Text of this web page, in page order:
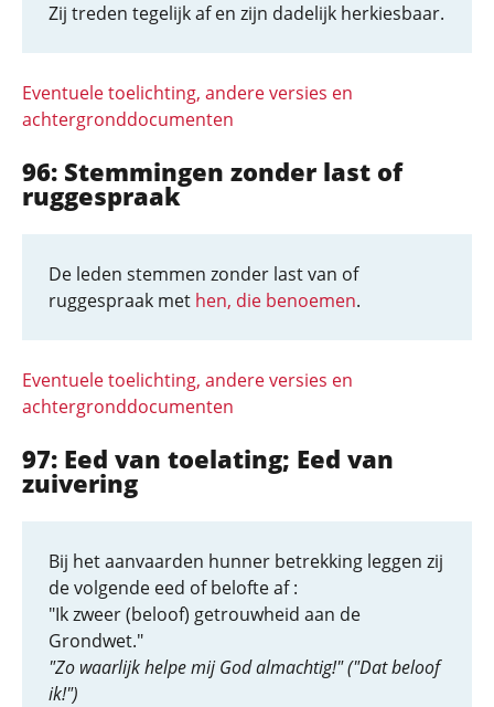
Zij treden tegelijk af en zijn dadelijk herkiesbaar.
Eventuele toelichting, andere versies en
achtergronddocumenten
96: Stemmingen zonder last of
ruggespraak
De leden stemmen zonder last van of
ruggespraak met hen, die benoemen.
Eventuele toelichting, andere versies en
achtergronddocumenten
97: Eed van toelating; Eed van
zuivering
Bij het aanvaarden hunner betrekking leggen zij
de volgende eed of belofte af :
"Ik zweer (beloof) getrouwheid aan de
Grondwet."
"Zo waarlijk helpe mij God almachtig!" ("Dat beloof
ik!")